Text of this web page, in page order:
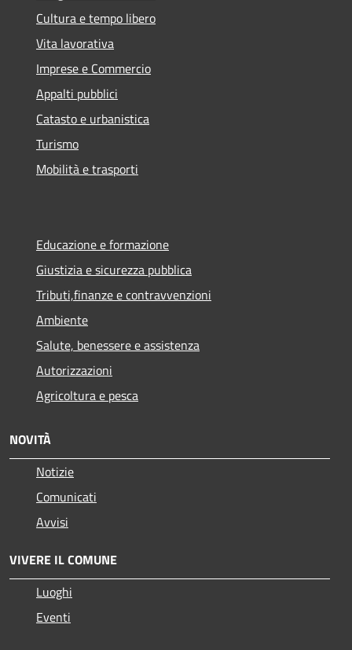
Cultura e tempo libero
Vita lavorativa
Imprese e Commercio
Appalti pubblici
Catasto e urbanistica
Turismo
Mobilità e trasporti
Educazione e formazione
Giustizia e sicurezza pubblica
Tributi,finanze e contravvenzioni
Ambiente
Salute, benessere e assistenza
Autorizzazioni
Agricoltura e pesca
NOVITÀ
Notizie
Comunicati
Avvisi
VIVERE IL COMUNE
Luoghi
Eventi